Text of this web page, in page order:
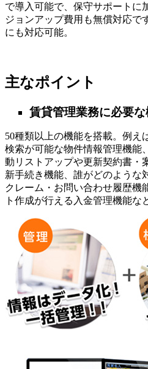
で導入可能で、保守サポートに
ジョンアップ費用も無償対応で
にも対応可能。
主なポイント
賃貸管理業務に必要
50種類以上の機能を搭載。例え
検索が可能な物件情報管理機能
動リストアップや更新契約書・
新手続き機能、誰がどのような
クレーム・お問い合わせ履歴機
ト作成が行える入金管理機能な